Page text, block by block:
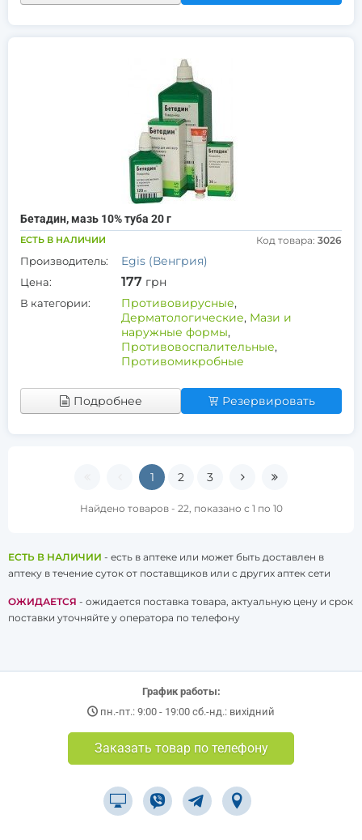
Бетадин, мазь 10% туба 20 г
ЕСТЬ В НАЛИЧИИ Код товара: 3026
Производитель: Egis (Венгрия)
Цена: 177 грн
В категории: Противовирусные,
Дерматологические, Мази и
наружные формы,
Противовоспалительные,
Противомикробные
Подробнее Резервировать
1 2 3
Найдено товаров - 22, показано с 1 по 10
ЕСТЬ В НАЛИЧИИ - есть в аптеке или может быть доставлен в
аптеку в течение суток от поставщиков или с других аптек сети
ОЖИДАЕТСЯ - ожидается поставка товара, актуальную цену и срок
поставки уточняйте у оператора по телефону
График работы:
пн.-пт.: 9:00 - 19:00 сб.-нд.: вихідний
Заказать товар по телефону